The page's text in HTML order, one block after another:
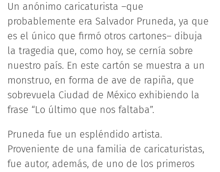
Un anónimo caricaturista –que
probablemente era Salvador Pruneda, ya que
es el único que firmó otros cartones– dibuja
la tragedia que, como hoy, se cernía sobre
nuestro país. En este cartón se muestra a un
monstruo, en forma de ave de rapiña, que
sobrevuela Ciudad de México exhibiendo la
frase “Lo último que nos faltaba”.
Pruneda fue un espléndido artista.
Proveniente de una familia de caricaturistas,
fue autor, además, de uno de los primeros